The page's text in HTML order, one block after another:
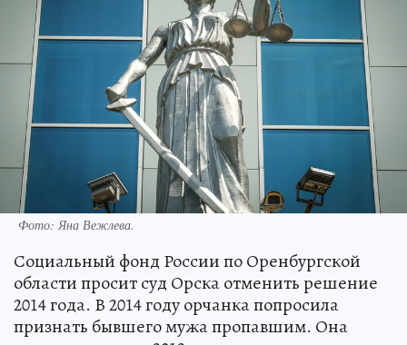
Фото:Яна Вежлева.
Социальный фонд России по Оренбургской
области просит суд Орска отменить решение
2014 года. В 2014 году орчанка попросила
признать бывшего мужа пропавшим. Она